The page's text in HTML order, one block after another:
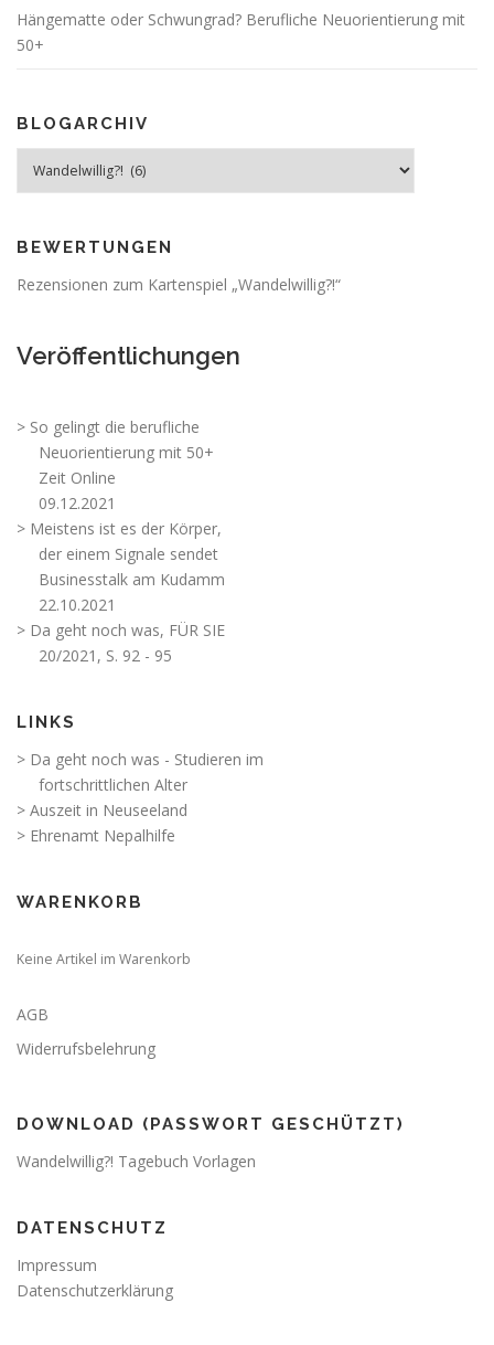
Hängematte oder Schwungrad? Berufliche Neuorientierung mit
50+
BLOGARCHIV
BEWERTUNGEN
Rezensionen zum Kartenspiel „Wandelwillig?!“
Veröffentlichungen
> So gelingt die berufliche
Neuorientierung mit 50+
Zeit Online
09.12.2021
> Meistens ist es der Körper,
der einem Signale sendet
Businesstalk am Kudamm
22.10.2021
> Da geht noch was, FÜR SIE
20/2021, S. 92 - 95
LINKS
> Da geht noch was - Studieren im
fortschrittlichen Alter
> Auszeit in Neuseeland
> Ehrenamt Nepalhilfe
WARENKORB
Keine Artikel im Warenkorb
AGB
Widerrufsbelehrung
DOWNLOAD (PASSWORT GESCHÜTZT)
Wandelwillig?! Tagebuch Vorlagen
DATENSCHUTZ
Impressum
Datenschutzerklärung